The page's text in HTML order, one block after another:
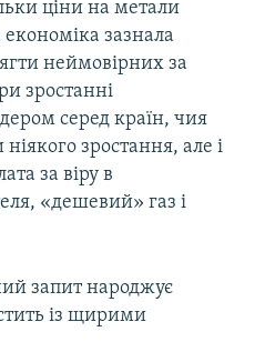
ціни на метали
зазнала
неймовірних за
зростанні
серед країн, чия
зростання, але і
за віру в
«дешевий» газ і
запит народжує
із щирими